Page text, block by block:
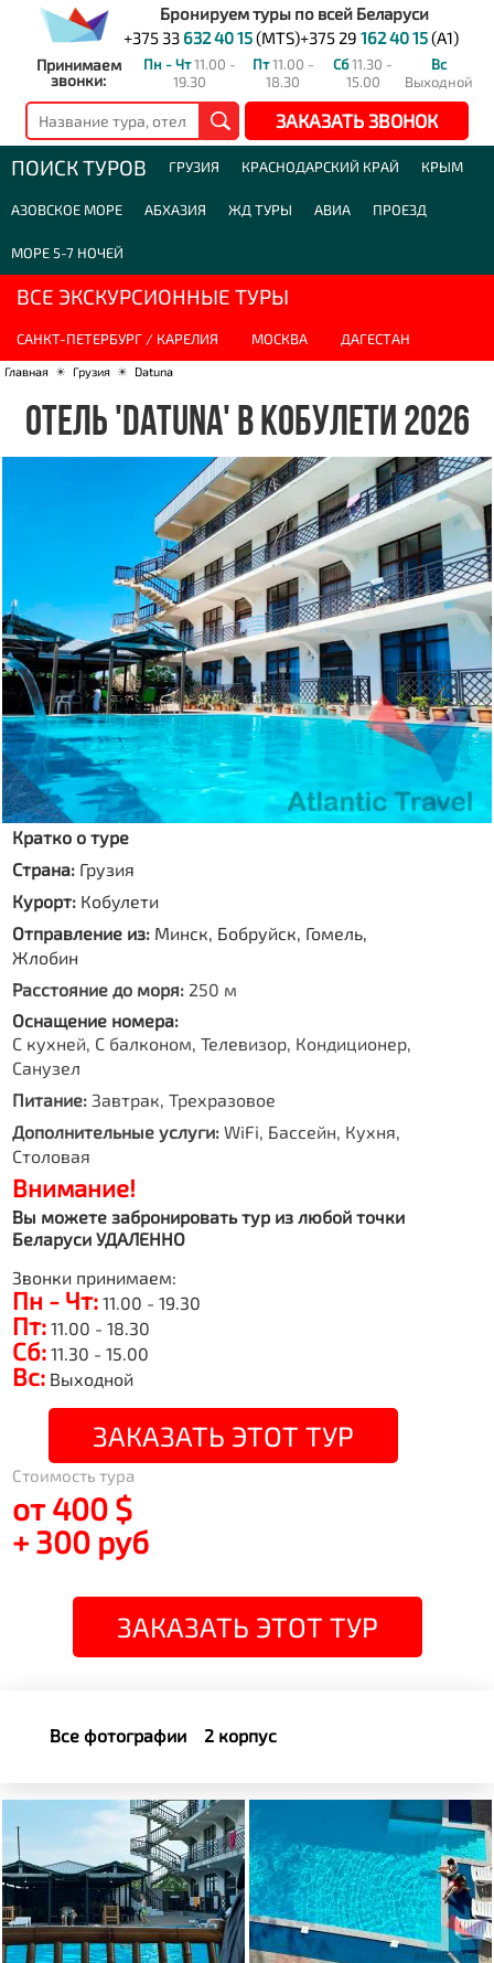
Бронируем туры по всей Беларуси
+375 33 632 40 15(MTS)+375 29 162 40 15(A1)
Принимаем
звонки:
Пн - Чт11.00 -
19.30
Пт11.00 -
18.30
Сб11.30 -
15.00
Вс
Выходной
ЗАКАЗАТЬ ЗВОНОК
ПОИСК ТУРОВ ГРУЗИЯ КРАСНОДАРСКИЙ КРАЙ КРЫМ
АЗОВСКОЕ МОРЕ АБХАЗИЯ ЖД ТУРЫ АВИА ПРОЕЗД
МОРЕ 5-7 НОЧЕЙ
ВСЕ ЭКСКУРСИОННЫЕ ТУРЫ
САНКТ-ПЕТЕРБУРГ / КАРЕЛИЯ МОСКВА ДАГЕСТАН
Главная ☀ Грузия ☀ Datuna
ОТЕЛЬ 'DATUNA' В КОБУЛЕТИ 2026
Кратко о туре
Страна: Грузия
Курорт: Кобулети
Отправление из: Минск, Бобруйск, Гомель,
Жлобин
Расстояние до моря: 250 м
Оснащение номера:
С кухней, С балконом, Телевизор, Кондиционер,
Санузел
Питание: Завтрак, Трехразовое
Дополнительные услуги: WiFi, Бассейн, Кухня,
Столовая
Внимание!
Вы можете забронировать тур из любой точки
Беларуси УДАЛЕННО
Звонки принимаем:
Пн - Чт: 11.00 - 19.30
Пт: 11.00 - 18.30
Сб: 11.30 - 15.00
Вс: Выходной
ЗАКАЗАТЬ ЭТОТ ТУР
Стоимость тура
от 400 $
+ 300 руб
ЗАКАЗАТЬ ЭТОТ ТУР
Все фотографии 2 корпус